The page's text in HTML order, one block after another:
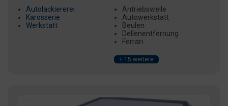
Autolackiererei
Karosserie
Werkstatt
Antriebswelle
Autowerkstatt
Beulen
Dellenentfernung
Ferrari
+ 15 weitere